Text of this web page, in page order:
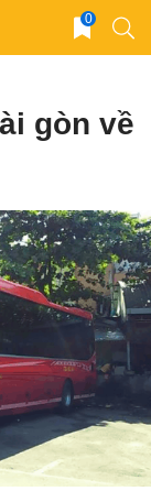
0
gòn về